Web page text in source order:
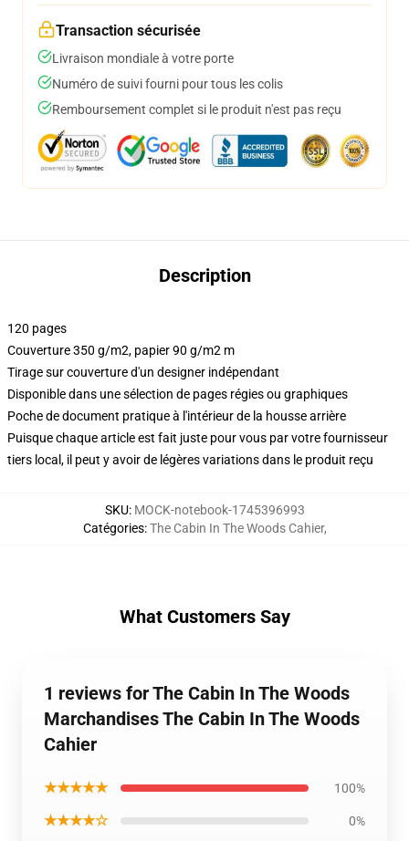
Transaction sécurisée
Livraison mondiale à votre porte
Numéro de suivi fourni pour tous les colis
Remboursement complet si le produit n'est pas reçu
Description
120 pages
Couverture 350 g/m2, papier 90 g/m2 m
Tirage sur couverture d'un designer indépendant
Disponible dans une sélection de pages régies ou graphiques
Poche de document pratique à l'intérieur de la housse arrière
Puisque chaque article est fait juste pour vous par votre fournisseur
tiers local, il peut y avoir de légères variations dans le produit reçu
SKU: MOCK-notebook-1745396993
Catégories:The Cabin In The Woods Cahier,
What Customers Say
1 reviews for The Cabin In The Woods
Marchandises The Cabin In The Woods
Cahier
★★★★★ 100%
★★★★☆ 0%